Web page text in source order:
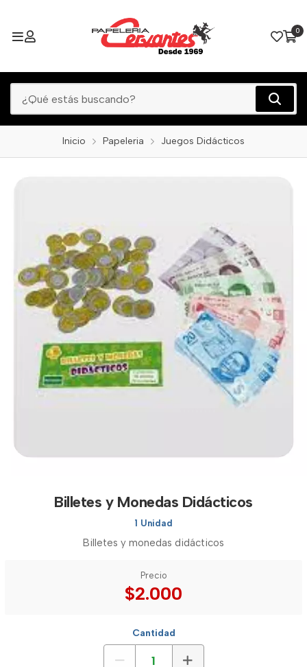
0
Inicio Papeleria Juegos Didácticos
Billetes y Monedas Didácticos
1 Unidad
Billetes y monedas didácticos
Precio
$2.000
Cantidad